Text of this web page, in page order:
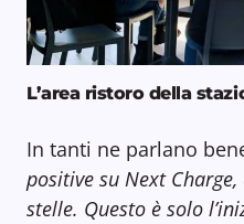
L’area ristoro della
In tanti ne parlano
positive su Next
stelle. Questo è solo